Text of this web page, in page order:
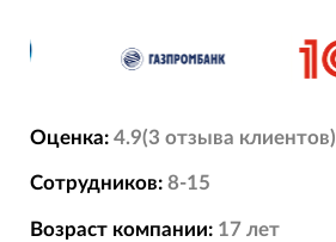
Оценка: 4.9(3 отзыва клиентов)
Сотрудников: 8-15
Возраст компании: 17 лет